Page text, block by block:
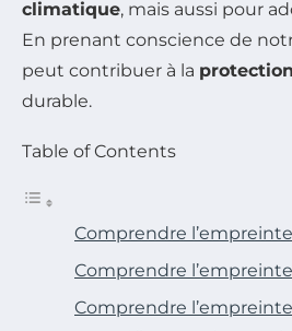
climatique, mais aussi pour
En prenant conscience de
peut contribuer à la
durable.
Table of Contents
Comprendre
Comprendre
Comprendre